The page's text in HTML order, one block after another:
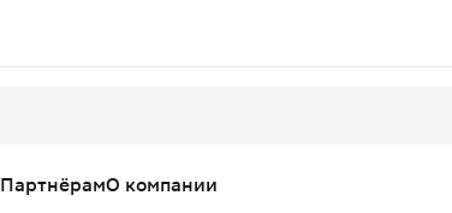
ПартнёрамО компании